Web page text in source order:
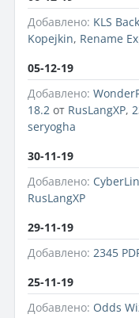
Добавлено: KLS
Kopejkin, Rename
05-12-19
Добавлено:
18.2 от RusLangXP,
seryogha
30-11-19
Добавлено:
RusLangXP
29-11-19
Добавлено: 2345
25-11-19
Добавлено: Odds